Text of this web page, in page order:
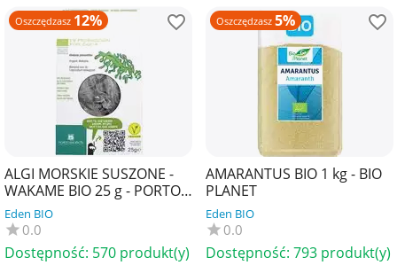
Oszczędzasz 12%
ALGI MORSKIE SUSZONE -
WAKAME BIO 25 g - PORTO
MUINOS
Eden BIO
0.0
Dostępność: 570 produkt(y)
Oszczędzasz 5%
AMARANTUS BIO 1 kg - BIO
PLANET
Eden BIO
0.0
Dostępność: 793 produkt(y)